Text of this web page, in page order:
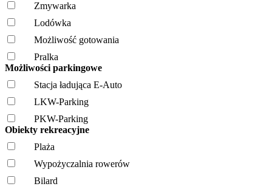
Zmywarka
Lodówka
Możliwość gotowania
Pralka
Możliwości parkingowe
Stacja ładująca E-Auto
LKW-Parking
PKW-Parking
Obiekty rekreacyjne
Plaża
Wypożyczalnia rowerów
Bilard